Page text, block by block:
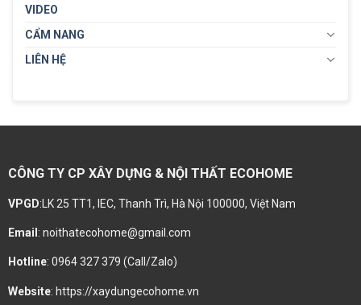
VIDEO
CẨM NANG
LIÊN HỆ
CÔNG TY CP XÂY DỰNG & NỘI THẤT ECOHOME
VPGD:LK 25 TT1, IEC, Thanh Trì, Hà Nội 100000, Việt Nam
Email : noithatecohome@gmail.com
Hotline: 0964 327 379 (Call/Zalo)
Website: https://xaydungecohome.vn